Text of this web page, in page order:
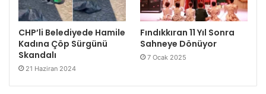
CHP’li Belediyede Hamile
Kadına Çöp Sürgünü
Skandalı
21 Haziran 2024
Fındıkkıran 11 Yıl Sonra
Sahneye Dönüyor
7 Ocak 2025